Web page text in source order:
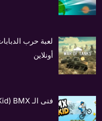
أونلاين
فتى الـ BMX‏ (BMX Kid)